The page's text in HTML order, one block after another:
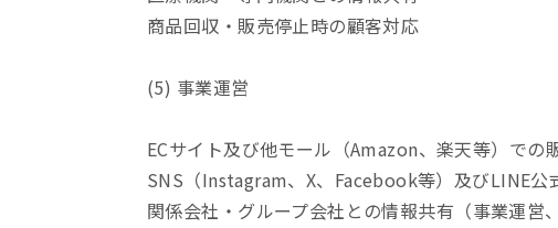
商品回収・販売停止時の顧客対応
(5) 事業運営
ECサイト及び他モール（Amazon、楽天等）での
SNS（Instagram、X、Facebook等）及びLINE
関係会社・グループ会社との情報共有（事業運営